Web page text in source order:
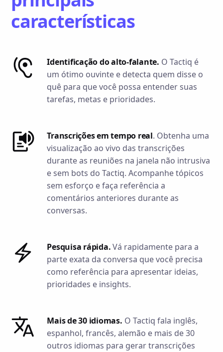
características
Identificação do alto-falante. O Tactiq é
um ótimo ouvinte e detecta quem disse o
quê para que você possa entender suas
tarefas, metas e prioridades.
Transcrições em tempo real. Obtenha uma
visualização ao vivo das transcrições
durante as reuniões na janela não intrusiva
e sem bots do Tactiq. Acompanhe tópicos
sem esforço e faça referência a
comentários anteriores durante as
conversas.
Pesquisa rápida.Vá rapidamente para a
parte exata da conversa que você precisa
como referência para apresentar ideias,
prioridades e insights.
Mais de 30 idiomas. O Tactiq fala inglês,
espanhol, francês, alemão e mais de 30
outros idiomas para gerar transcrições